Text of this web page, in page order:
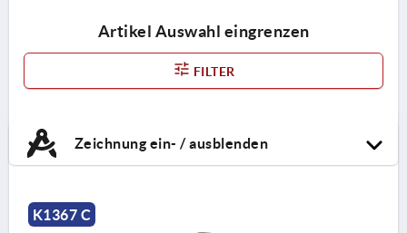
Artikel Auswahl eingrenzen
FILTER
Zeichnung ein- / ausblenden
K1367 C